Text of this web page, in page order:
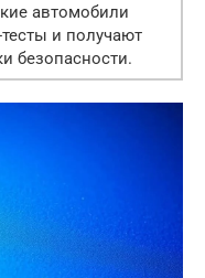
автомобили
и получают
безопасности.